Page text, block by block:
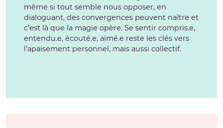
même si tout semble nous opposer, en
dialoguant, des convergences peuvent naître et
c’est là que la magie opère. Se sentir compris.e,
entendu.e, écouté.e, aimé.e reste les clés vers
l’apaisement personnel, mais aussi collectif.